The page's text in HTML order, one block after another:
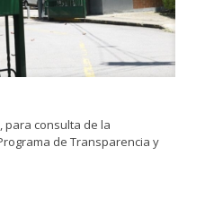
consulta de la
de Transparencia y